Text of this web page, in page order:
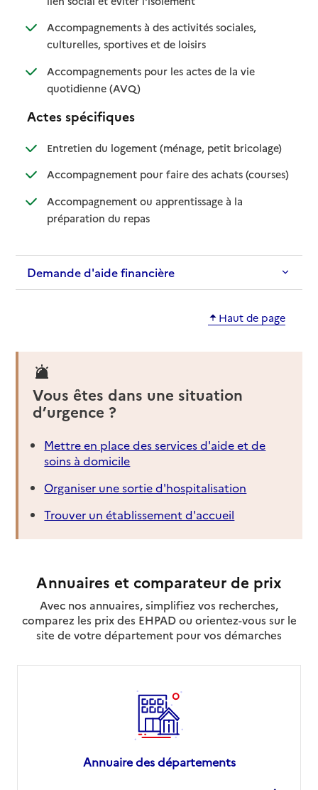
Accompagnements à des activités sociales,
culturelles, sportives et de loisirs: disponible
: non disponible
Accompagnements pour les actes de la vie
quotidienne (AVQ): disponible
: non disponible
Actes spécifiques
Entretien du logement (ménage, petit bricolage): disponible
: non
Accompagnement pour faire des achats (courses)
:
: non
Accompagnement ou apprentissage à la
préparation du repas: disponible
: non disponible
Demande d'aide financière
Haut de page
Vous êtes dans une situation
d’urgence ?
Mettre en place des services d'aide et de
soins à domicile
Organiser une sortie d'hospitalisation
Trouver un établissement d'accueil
Annuaires et comparateur de prix
Avec nos annuaires, simplifiez vos recherches,
comparez les prix des EHPAD ou orientez-vous sur le
site de votre département pour vos démarches
Annuaire des départements